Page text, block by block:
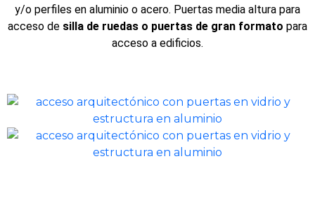
y/o perfiles en aluminio o acero. Puertas media altura para
acceso de silla de ruedas o puertas de gran formato para
acceso a edificios.